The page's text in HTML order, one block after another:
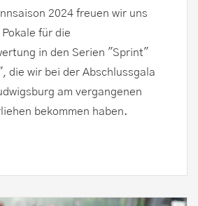
2024 freuen wir uns
Pokale für die
in den Serien "Sprint"
die wir bei der Abschlussgala
am vergangenen
bekommen haben.